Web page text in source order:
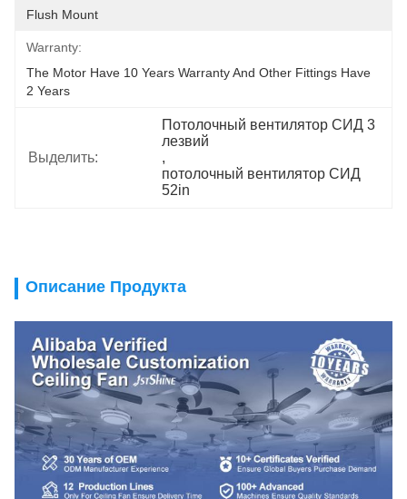
Flush Mount
Warranty:
The Motor Have 10 Years Warranty And Other Fittings Have
2 Years
Выделить:
Потолочный вентилятор СИД 3
лезвий
,
потолочный вентилятор СИД
52in
Описание Продукта